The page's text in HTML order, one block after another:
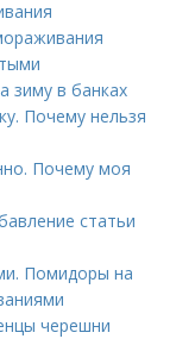
зиму в банках
Почему нельзя
Почему моя
статьи
Помидоры на
черешни